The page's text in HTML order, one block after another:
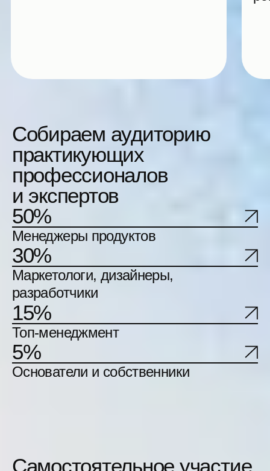
и нетворкинге
10−11 сентября 2026,
Москва
Онлайн-доступ к докладам
30+ часов контента
с 1 компьютера
Видеозаписи докладов
и мастер-классов
Онлайн- и офлайн-
пространство для общения с
участниками и спикерами
Пакет участника